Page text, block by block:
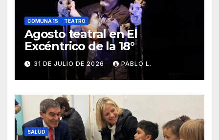
COMUNA 15 TEATRO
Agosto teatral en El
Excéntrico de la 18°
31 DE JULIO DE 2026 PABLO L.
SALUD